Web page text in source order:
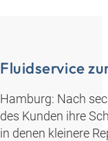
Fluidservice
Hamburg: Nach
des Kunden ihre
in denen kleinere